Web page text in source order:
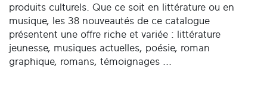
produits culturels. Que ce soit en littérature ou en
musique, les 38 nouveautés de ce catalogue
présentent une offre riche et variée : littérature
jeunesse, musiques actuelles, poésie, roman
graphique, romans, témoignages ...